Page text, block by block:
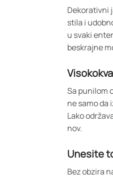
Dekorativni
stila i
u svaki
beskrajne
Sa punilom
ne samo da
Lako
nov.
Unesite
Bez obzira